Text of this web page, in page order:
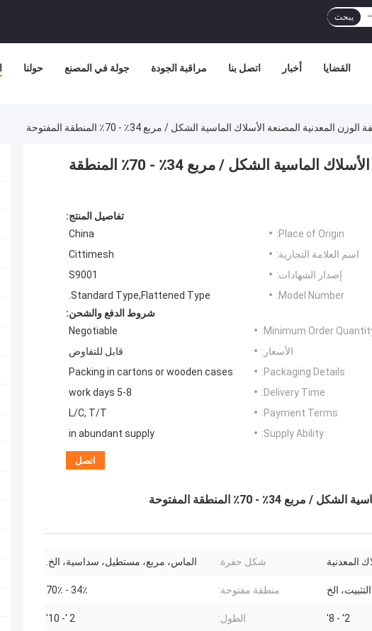
يبحث
حولنا جولة في المصنع مراقبة الجودة اتصل بنا أخبار القضايا
المعدنية المصنعة الأسلاك الماسية الشكل / مربع 34٪ - 70٪ المنطقة المفتوحة
مخصصة خفيفة الوزن المعدنية المصنعة الأسلاك الماسية الشكل / مربع 34٪ - 70٪ المنطقة
تفاصيل المنتج:
Place of Origin:
China
اسم العلامة التجارية:
Cittimesh
إصدار الشهادات:
S9001
Model Number:
Standard Type,Flattened Type.
شروط الدفع والشحن:
Minimum Order
Negotiable
الأسعار:
قابل للتفاوض
Packaging Details:
Packing in cartons or wooden cases
Delivery Time:
5-8 work days
Payment Terms:
L/C, T/T
Supply Ability:
in abundant supply
اتصل
- 70٪ المنطقة المفتوحة
المعدنية شكل حفرة: الماس، مربع، مستطيل، سداسية، الخ.
الخ منطقة مفتوحة: 34٪ - 70٪
2' - 8' الطول: 2 '- 10'